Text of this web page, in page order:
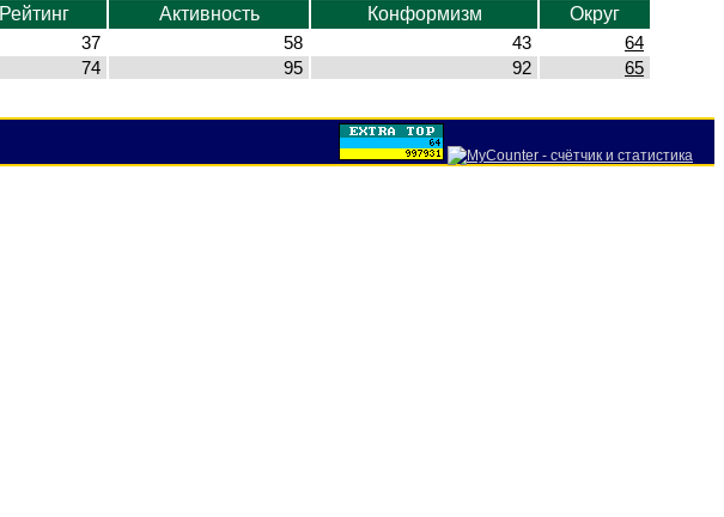
Рейтинг Активность Конформизм
Округ
37 58 43
64
74 95 92 65